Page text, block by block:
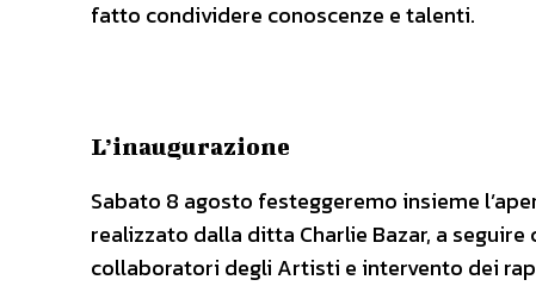
fatto condividere conoscenze e talenti.
L’inaugurazione
Sabato 8 agosto festeggeremo insieme
realizzato dalla ditta Charlie Bazar, a
collaboratori degli Artisti e intervento dei